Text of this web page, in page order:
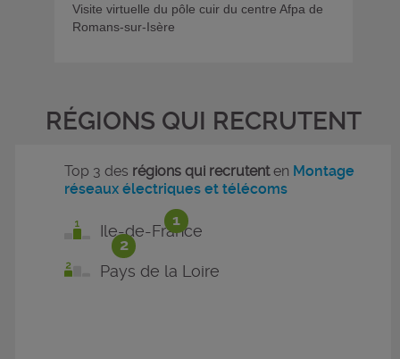
Visite virtuelle du pôle cuir du centre Afpa de
Romans-sur-Isère
RÉGIONS QUI RECRUTENT
1
2
Top 3 des régions qui recrutenten Montage
réseaux électriques et télécoms
Ile-de-France
Pays de la Loire